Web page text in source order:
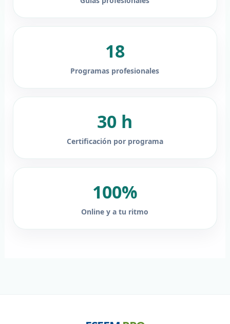
18
Programas profesionales
30 h
Certificación por programa
100%
Online y a tu ritmo